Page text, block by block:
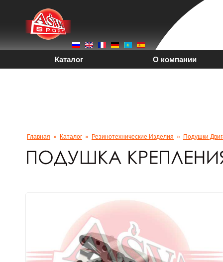
Каталог О компании
Главная » Каталог » Резинотехнические Изделия » Подушки